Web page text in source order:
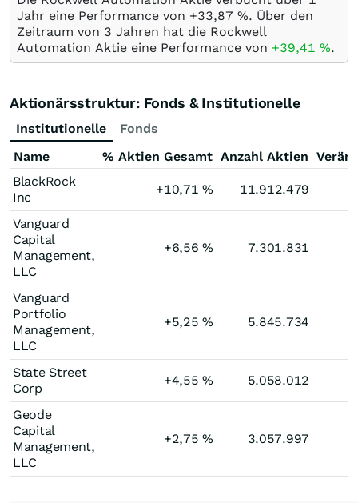
Jahr eine Performance von +33,87 %. Über den
Zeitraum von 3 Jahren hat die Rockwell
Automation Aktie eine Performance von +39,41 %.
Aktionärsstruktur: Fonds & Institutionelle
Institutionelle
Fonds
Name
% Aktien Gesamt Anzahl Aktien
BlackRock
Inc
+10,71% 11.912.479
Vanguard
Capital
Management,
LLC
+6,56% 7.301.831
Vanguard
Portfolio
Management,
LLC
+5,25% 5.845.734
State Street
Corp
+4,55% 5.058.012
Geode
Capital
Management,
LLC
+2,75% 3.057.997